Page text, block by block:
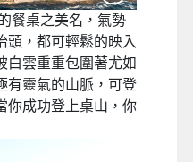
餐桌之美名，氣勢
頭，都可輕鬆的映入
白雲重重包圍著尤如
有靈氣的山脈，可登
你成功登上桌山，你